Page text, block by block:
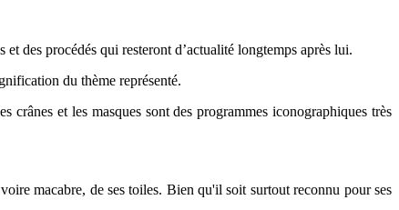
des procédés qui resteront d’actualité longtemps après lui.
du thème représenté.
et les masques sont des programmes iconographiques très
macabre, de ses toiles. Bien qu'il soit surtout reconnu pour ses